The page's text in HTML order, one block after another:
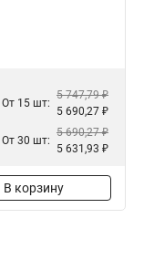
От 15 шт:
5 747,79 ₽
5 690,27 ₽
От 30 шт:
5 690,27 ₽
5 631,93 ₽
В корзину